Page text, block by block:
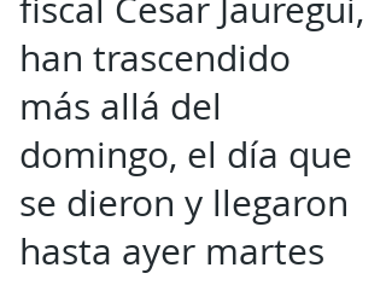
fiscal Cesar Jauregui,
han trascendido
más allá del
domingo, el día que
se dieron y llegaron
hasta ayer martes